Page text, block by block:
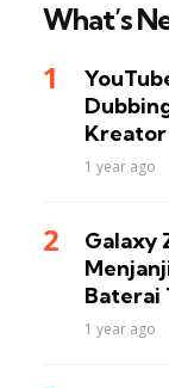
What’s
Kreator
1 year ago
Galaxy
Baterai
1 year ago